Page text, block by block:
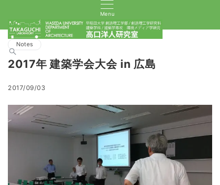
Menu
Notes
2017年 建築学会大会 in 広島
2017/09/03